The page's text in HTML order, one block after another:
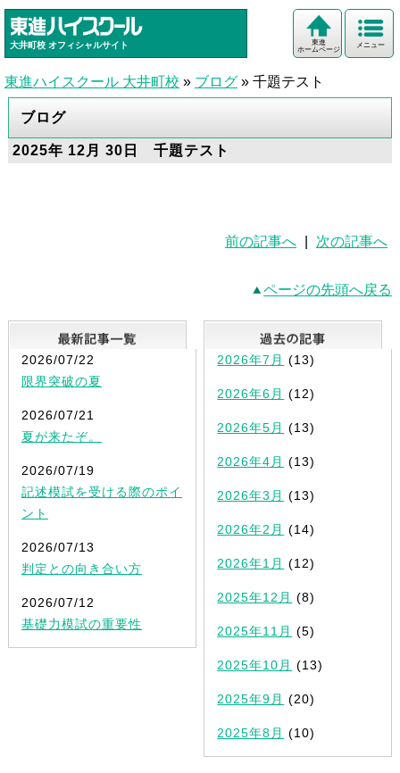
大井町校 オフィシャルサイト メニュー
東進
ホームページ
東進ハイスクール 大井町校 » ブログ » 千題テスト
ブログ
2025年 12月 30日 千題テスト
前の記事へ 次の記事へ
ページの先頭へ戻る
最新記事一覧
2026/07/22
限界突破の夏
2026/07/21
夏が来たぞ。
2026/07/19
記述模試を受ける際のポイ
ント
2026/07/13
判定との向き合い方
2026/07/12
基礎力模試の重要性
2026年7月 (13)
2026年6月 (12)
2026年5月 (13)
2026年4月 (13)
2026年3月 (13)
2026年2月 (14)
2026年1月 (12)
2025年12月 (8)
2025年11月 (5)
2025年10月 (13)
2025年9月 (20)
2025年8月 (10)